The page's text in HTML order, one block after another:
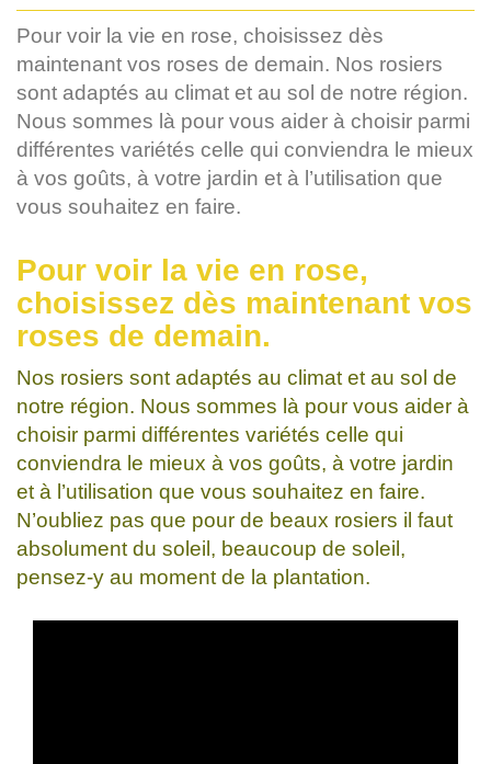
Pour voir la vie en rose, choisissez dès
maintenant vos roses de demain. Nos rosiers
sont adaptés au climat et au sol de notre région.
Nous sommes là pour vous aider à choisir parmi
différentes variétés celle qui conviendra le mieux
à vos goûts, à votre jardin et à l’utilisation que
vous souhaitez en faire.
Pour voir la vie en rose,
choisissez dès maintenant vos
roses de demain.
Nos rosiers sont adaptés au climat et au sol de
notre région. Nous sommes là pour vous aider à
choisir parmi différentes variétés celle qui
conviendra le mieux à vos goûts, à votre jardin
et à l’utilisation que vous souhaitez en faire.
N’oubliez pas que pour de beaux rosiers il faut
absolument du soleil, beaucoup de soleil,
pensez-y au moment de la plantation.